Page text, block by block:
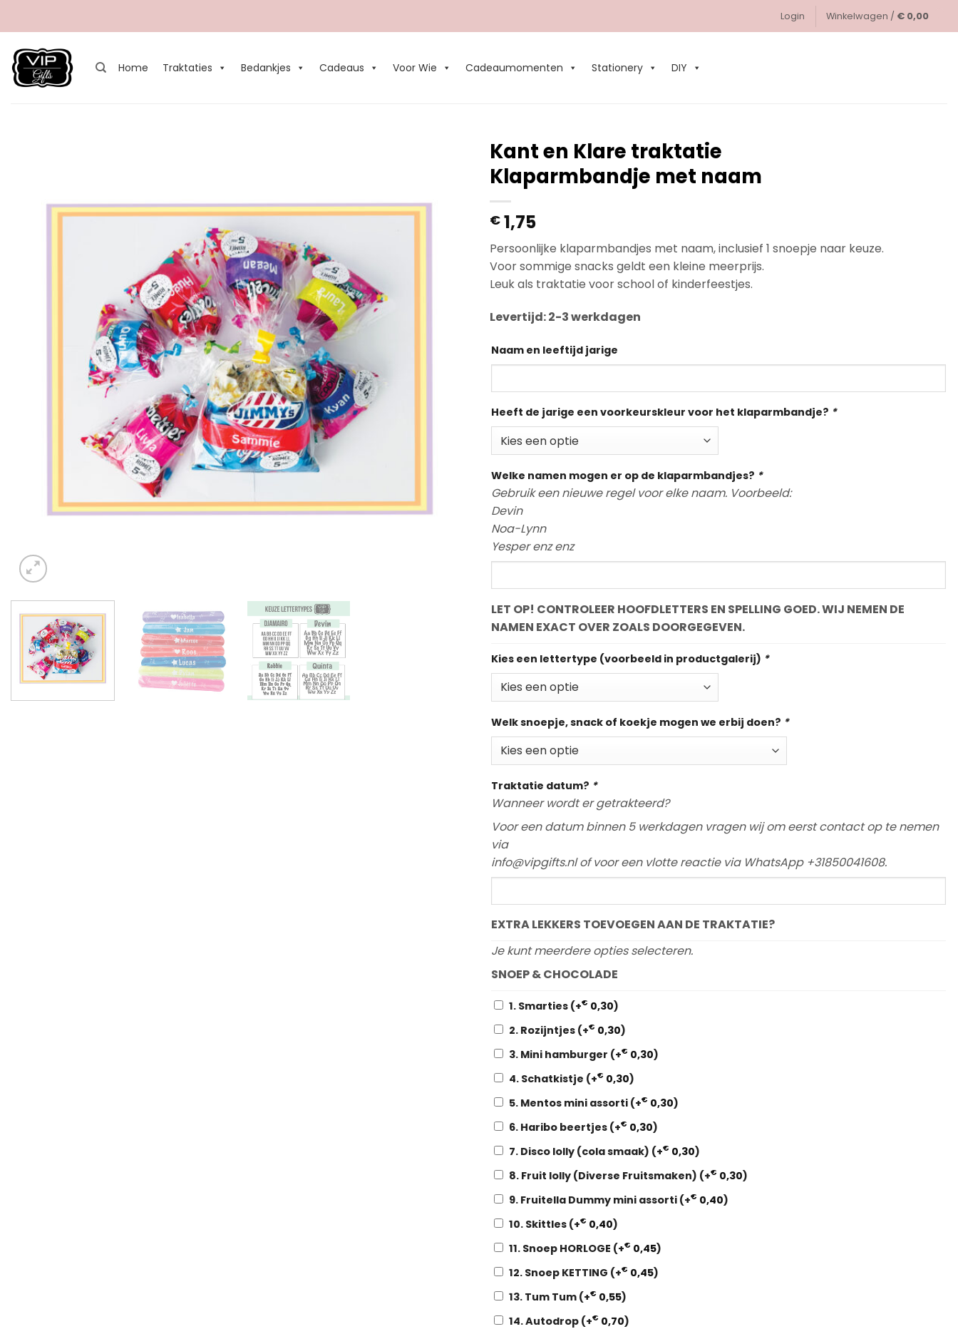
Login Winkelwagen / € 0,00
Home Traktaties Bedankjes Cadeaus Voor Wie Cadeaumomenten Stationery DIY
Kant en Klare traktatie
Klaparmbandje met naam
€ 1,75
Persoonlijke klaparmbandjes met naam, inclusief 1 snoepje naar keuze.
Voor sommige snacks geldt een kleine meerprijs.
Leuk als traktatie voor school of kinderfeestjes.
Levertijd: 2-3 werkdagen
Naam en leeftijd jarige
Heeft de jarige een voorkeurskleur voor het klaparmbandje? *
Welke namen mogen er op de klaparmbandjes? *
Gebruik een nieuwe regel voor elke naam. Voorbeeld:
Devin
Noa-Lynn
Yesper enz enz
LET OP! CONTROLEER HOOFDLETTERS EN SPELLING GOED. WIJ NEMEN DE
NAMEN EXACT OVER ZOALS DOORGEGEVEN.
Kies een lettertype (voorbeeld in productgalerij) *
Welk snoepje, snack of koekje mogen we erbij doen? *
Traktatie datum? *
Wanneer wordt er getrakteerd?
Voor een datum binnen 5 werkdagen vragen wij om eerst contact op te nemen
via
info@vipgifts.nl of voor een vlotte reactie via WhatsApp +31850041608.
EXTRA LEKKERS TOEVOEGEN AAN DE TRAKTATIE?
Je kunt meerdere opties selecteren.
SNOEP & CHOCOLADE
1. Smarties (+€ 0,30)
2. Rozijntjes (+€ 0,30)
3. Mini hamburger (+€ 0,30)
4. Schatkistje (+€ 0,30)
5. Mentos mini assorti (+€ 0,30)
6. Haribo beertjes (+€ 0,30)
7. Disco lolly (cola smaak) (+€ 0,30)
8. Fruit lolly (Diverse Fruitsmaken) (+€ 0,30)
9. Fruitella Dummy mini assorti (+€ 0,40)
10. Skittles (+€ 0,40)
11. Snoep HORLOGE (+€ 0,45)
12. Snoep KETTING (+€ 0,45)
13. Tum Tum (+€ 0,55)
14. Autodrop (+€ 0,70)